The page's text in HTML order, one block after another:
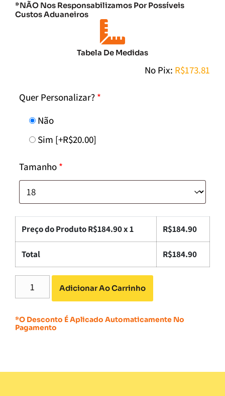
*NÃO Nos Responsabilizamos Por Possíveis
Custos Aduaneiros
Tabela De Medidas
No Pix: R$173.81
Quer Personalizar? *
Não
Sim [+R$20.00]
Tamanho *
Preço do Produto R$184.90x 1 R$184.90
Total R$184.90
Adicionar Ao Carrinho
*O Desconto É Aplicado Automaticamente No
Pagamento